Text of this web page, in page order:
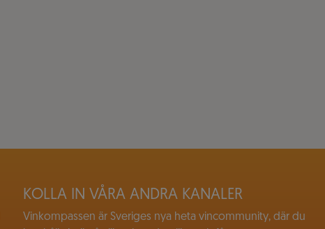
KOLLA IN VÅRA ANDRA KANALER
Vinkompassen är Sveriges nya heta vincommunity, där du